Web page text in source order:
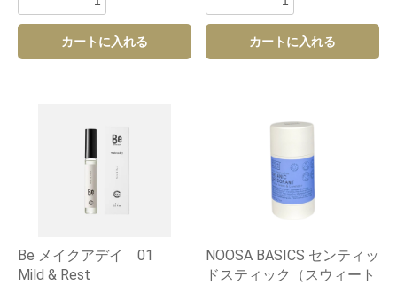
カートに入れる カートに入れる
Be メイクアデイ 01
Mild & Rest
NOOSA BASICS センティッ
ドスティック（スウィート